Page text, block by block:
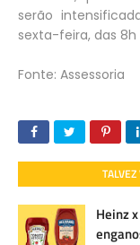
serão
sexta-feira, das 8h
Fonte: Assessoria
Heinz